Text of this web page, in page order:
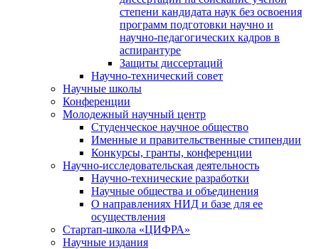
степени кандидата наук без освоения
программ подготовки научно и
научно-педагогических кадров в
аспирантуре
Защиты диссертаций
Научно-технический совет
Научные школы
Конференции
Молодежный научный центр
Студенческое научное общество
Именные и правительственные стипендии
Конкурсы, гранты, конференции
Научно-исследовательская деятельность
Научно-технические разработки
Научные общества и объединения
О направлениях НИД и базе для ее
осуществления
Стартап-школа «ЦИФРА»
Научные издания